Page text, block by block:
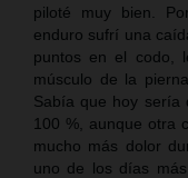
piloté muy bien.
enduro sufrí una
puntos en el codo,
músculo de la
Sabía que hoy sería
100 %, aunque otra
mucho más dolor
uno de los días